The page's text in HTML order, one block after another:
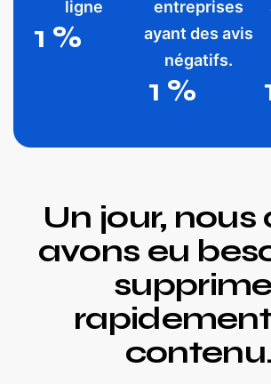
ligne
1 %
entreprises
ayant des avis
négatifs.
1 %
Un jour, nous
avons eu
contenu.